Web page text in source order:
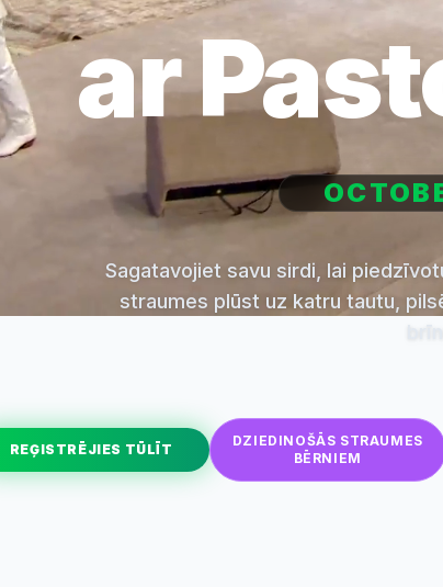
ar
Sagatavojiet savu sirdi, lai
straumes plūst uz katru tautu,
REĢISTRĒJIES TŪLĪT
DZIEDINOŠĀS STRAUMES
BĒRNIEM